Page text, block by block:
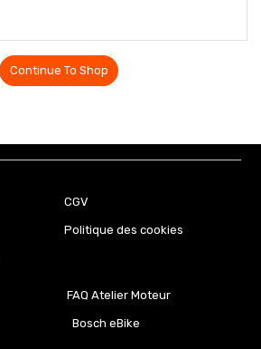
Continue To Shop
CGV
Politique des cookies
FAQ Atelier Moteur
Bosch eBike